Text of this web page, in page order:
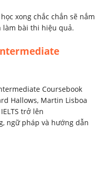
xong chắc chắn sẽ nắm
làm bài thi hiệu quả.
Coursebook
Hallows, Martin Lisboa
trở lên
ngữ pháp và hướng dẫn